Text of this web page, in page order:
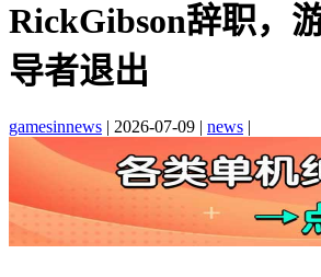
RickGibson辞职，
导者退出
gamesinnews | 2026-07-09 | news |